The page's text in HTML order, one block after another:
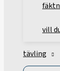
vill
tävling